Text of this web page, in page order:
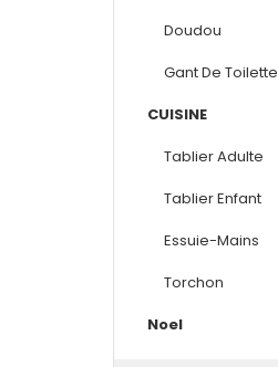
Doudou
Gant De Toilette
CUISINE
Tablier Adulte
Tablier Enfant
Essuie-Mains
Torchon
Noel